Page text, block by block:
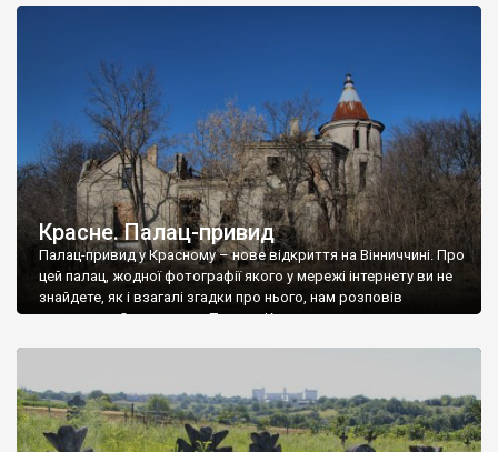
Красне. Палац-привид
Палац-привид у Красному – нове відкриття на Вінниччині. Про
цей палац, жодної фотографії якого у мережі інтернету ви не
знайдете, як і взагалі згадки про нього, нам розповів
мешканець Самгородка. Палац у Красному вразив не лише